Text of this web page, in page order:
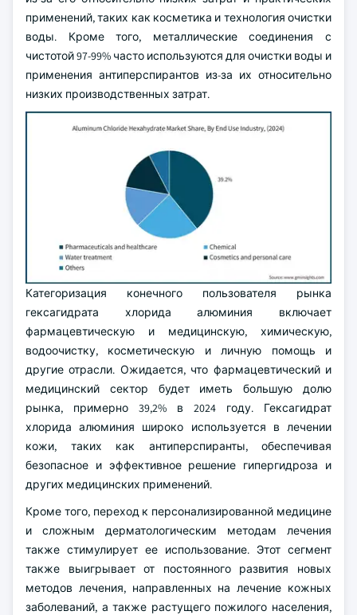
применений, таких как косметика и технология очистки
воды. Кроме того, металлические соединения с
чистотой 97-99% часто используются для очистки воды и
применения антиперспирантов из-за их относительно
низких производственных затрат.
Категоризация конечного пользователя рынка
гексагидрата хлорида алюминия включает
фармацевтическую и медицинскую, химическую,
водоочистку, косметическую и личную помощь и
другие отрасли. Ожидается, что фармацевтический и
медицинский сектор будет иметь большую долю
рынка, примерно 39,2% в 2024 году. Гексагидрат
хлорида алюминия широко используется в лечении
кожи, таких как антиперспиранты, обеспечивая
безопасное и эффективное решение гипергидроза и
других медицинских применений.
Кроме того, переход к персонализированной медицине
и сложным дерматологическим методам лечения
также стимулирует ее использование. Этот сегмент
также выигрывает от постоянного развития новых
методов лечения, направленных на лечение кожных
заболеваний, а также растущего пожилого населения,